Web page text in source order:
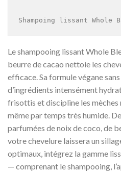
Le shampooing lissant Whole
beurre de cacao nettoie les
efficace. Sa formule végane
d’ingrédients intensément
frisottis et discipline les mèches
même par temps très humide.
parfumées de noix de coco, de
votre chevelure laissera un
optimaux, intégrez la gamme
— comprenant le shampooing,